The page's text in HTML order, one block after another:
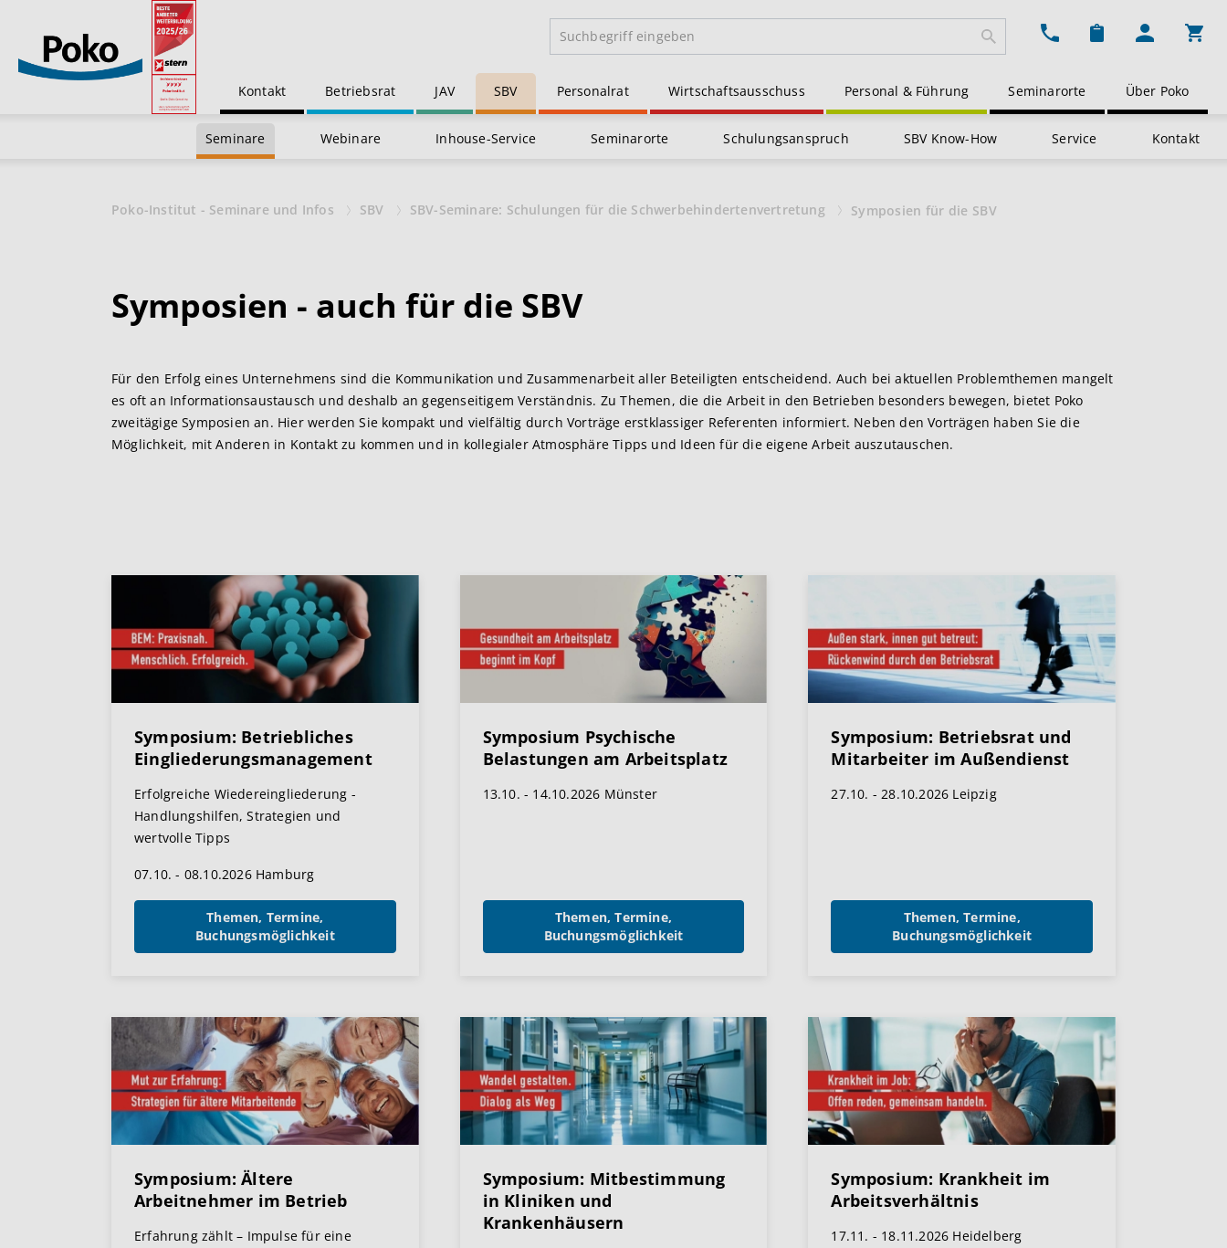
Kontakt Betriebsrat JAV SBV Personalrat Wirtschaftsausschuss Personal & Führung Seminarorte Über Poko
Seminare Webinare Inhouse-Service Seminarorte Schulungsanspruch SBV Know-How Service Kontakt
Poko-Institut - Seminare und Infos SBV SBV-Seminare: Schulungen für die Schwerbehindertenvertretung Symposien für die SBV
Symposien - auch für die SBV
Für den Erfolg eines Unternehmens sind die Kommunikation und Zusammenarbeit aller Beteiligten entscheidend. Auch bei aktuellen Problemthemen mangelt
es oft an Informationsaustausch und deshalb an gegenseitigem Verständnis. Zu Themen, die die Arbeit in den Betrieben besonders bewegen, bietet Poko
zweitägige Symposien an. Hier werden Sie kompakt und vielfältig durch Vorträge erstklassiger Referenten informiert. Neben den Vorträgen haben Sie die
Möglichkeit, mit Anderen in Kontakt zu kommen und in kollegialer Atmosphäre Tipps und Ideen für die eigene Arbeit auszutauschen.
Symposium: Betriebliches
Eingliederungsmanagement
Erfolgreiche Wiedereingliederung -
Handlungshilfen, Strategien und
wertvolle Tipps
07.10. - 08.10.2026 Hamburg
Themen, Termine,
Buchungsmöglichkeit
Symposium Psychische
Belastungen am Arbeitsplatz
13.10. - 14.10.2026 Münster
Themen, Termine,
Buchungsmöglichkeit
Symposium: Betriebsrat und
Mitarbeiter im Außendienst
27.10. - 28.10.2026 Leipzig
Themen, Termine,
Buchungsmöglichkeit
Symposium: Ältere
Arbeitnehmer im Betrieb
Erfahrung zählt – Impulse für eine
Symposium: Mitbestimmung
in Kliniken und
Krankenhäusern
Symposium: Krankheit im
Arbeitsverhältnis
17.11. - 18.11.2026 Heidelberg